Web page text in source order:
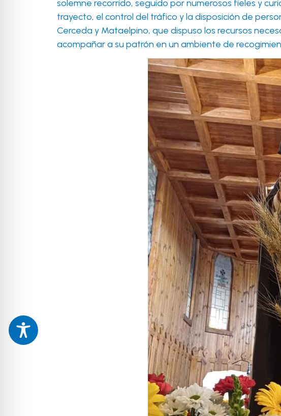
solemne recorrido, seguido por numerosos fieles y
trayecto, el control del tráfico y la disposición de
Cerceda y Mataelpino, que dispuso los recursos
acompañar a su patrón en un ambiente de